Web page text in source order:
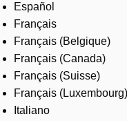
Español
Français
Français (Belgique)
Français (Canada)
Français (Suisse)
Français (Luxembourg)
Italiano